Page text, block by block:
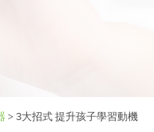
> 3大招式 提升孩子學習動機